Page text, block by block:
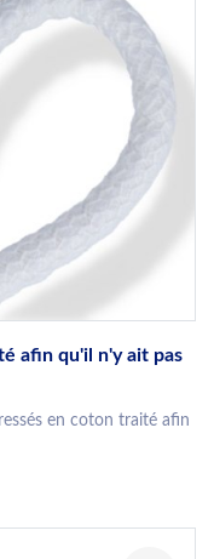
afin qu'il n'y ait pas
en coton traité afin